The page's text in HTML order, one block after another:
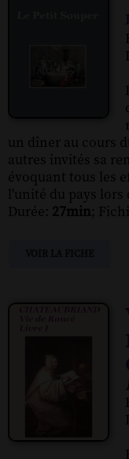
un dîner au cours
autres invités sa
évoquant tous les
l'unité du pays lors
Durée: 27min;